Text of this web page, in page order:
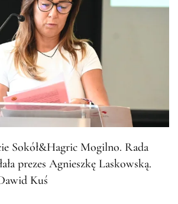
Sokół&Hagric Mogilno. Rada
prezes Agnieszkę Laskowską.
Kuś